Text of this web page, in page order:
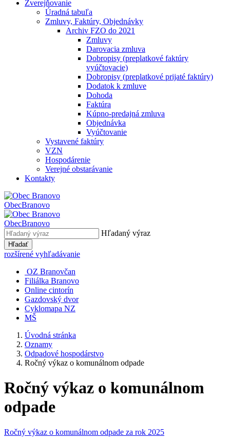
Zverejňovanie
Úradná tabuľa
Zmluvy, Faktúry, Objednávky
Archiv FZO do 2021
Zmluvy
Darovacia zmluva
Dobropisy (preplatkové faktúry
vyúčtovacie)
Dobropisy (preplatkové prijaté faktúry)
Dodatok k zmluve
Dohoda
Faktúra
Kúpno-predajná zmluva
Objednávka
Vyúčtovanie
Vystavené faktúry
VZN
Hospodárenie
Verejné obstarávanie
Kontakty
ObecBranovo
ObecBranovo
Hľadaný výraz
Hľadať
rozšírené vyhľadávanie
OZ Branovčan
Filiálka Branovo
Online cintorín
Gazdovský dvor
Cyklomapa NZ
MŠ
Úvodná stránka
Oznamy
Odpadové hospodárstvo
Ročný výkaz o komunálnom odpade
Ročný výkaz o komunálnom
odpade
Ročný výkaz o komunálnom odpade za rok 2025